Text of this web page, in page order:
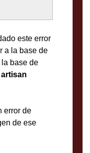
este error
a la base de
base de
error de
de ese